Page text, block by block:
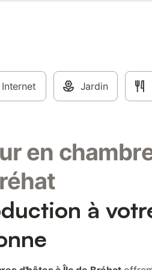
Internet Jardin
en
à